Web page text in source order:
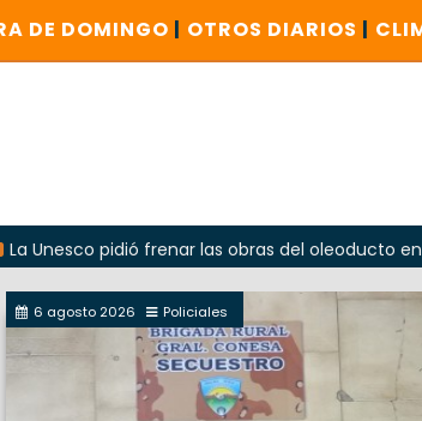
DE DOMINGO | OTROS DIARIOS |
pidió frenar las obras del oleoducto en Punta
6 agosto 2026 Policiales